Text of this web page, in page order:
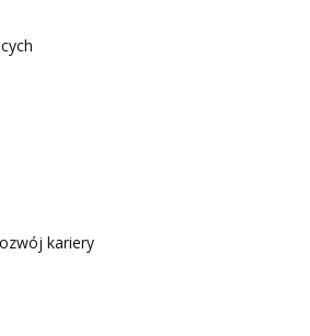
kariery